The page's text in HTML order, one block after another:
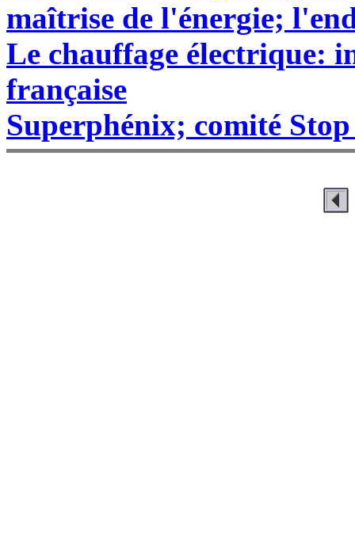
maîtrise de l'énergie;
Le chauffage électrique:
française
Superphénix; comité